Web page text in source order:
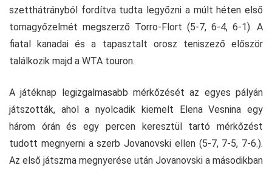
szetthátrányból fordítva tudta legyőzni a múlt héten első
tornagyőzelmét megszerző Torro-Flort (5-7, 6-4, 6-1). A
fiatal kanadai és a tapasztalt orosz teniszező először
találkozik majd a WTA touron.
A játéknap legizgalmasabb mérkőzését az egyes pályán
játszották, ahol a nyolcadik kiemelt Elena Vesnina egy
három órán és egy percen keresztül tartó mérkőzést
tudott megnyerni a szerb Jovanovski ellen (5-7, 7-5, 7-6.).
Az első játszma megnyerése után Jovanovski a másodikban